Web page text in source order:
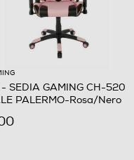
SEDIA GAMING CH-520
PALERMO-Rosa/Nero